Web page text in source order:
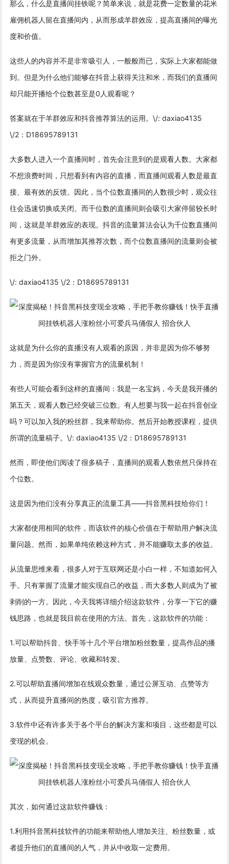
那么，什么是直播间挂铁呢？简单来说，就是花费一定数量的花米
雇佣机器人留在直播间内，从而形成羊群效应，提高直播间的曝光
度和价值。
这些人的内容并不是非常吸引人，一般般而已，实际上大家都能做
到。但是为什么他们能够在抖音上获得关注和米，而我们的直播间
却只能开播给个位数甚至是0人观看呢？
答案就在于羊群效应和抖音推荐算法的运用。\/: daxiao4135
\/2：D18695789131
大多数人进入一个直播间时，首先会注意到的是观看人数。大家都
不想浪费时间，只想看到有内容的直播，而直播间观看人数是最直
接、最有效的反馈。因此，当个位数直播间的人数很少时，观众往
往会迅速切换或关闭。而千位数的直播间则会吸引大家停留较长时
间，这就是羊群效应的表现。抖音的流量算法会认为千位数直播间
有更多流量，从而增加其推荐次数，而个位数直播间的流量则会被
拒之门外。
\/: daxiao4135 \/2：D18695789131
这就是为什么你的直播没有人观看的原因，并非是因为你不够努
力，而是因为你没有掌握官方的流量机制！
有些人可能会看到这样的直播间：我是一名宝妈，今天是我开播的
第五天，观看人数已经突破三位数。有人想要与我一起在抖音创业
吗？可以加入我的粉丝群，我来帮助你。然后开始教授课程，提供
所谓的流量稿子。\/: daxiao4135 \/2：D18695789131
然而，即使他们阅读了很多稿子，直播间的观看人数依然只保持在
个位数。
这是因为他们没有分享真正的流量工具——抖音黑科技给你们！
大家都使用相同的软件，而该软件的核心价值在于帮助用户解决流
量问题。然而，如果单纯依赖这种方式，并不能赚取太多的收益。
从流量思维来看，很多人对于互联网还是小白一样，不知道如何入
手。只有掌握了流量才能实现自己的收益，而大多数人则成为了被
剥削的一方。因此，今天我将详细介绍这款软件，分享一下它的赚
钱思路，也就是我目前在使用的方法。首先，这款软件的功能：
1.可以帮助抖音、快手等十几个平台增加粉丝数量，提高作品的播
放量、点赞数、评论、收藏和转发。
2.可以帮助直播间增加在线观众数量，通过公屏互动、点赞等方
式，从而提升直播间的热度，吸引官方推荐。
3.软件中还有许多关于各个平台的解决方案和项目，这些都是可以
变现的机会。
其次，如何通过这款软件赚钱：
1.利用抖音黑科技软件的功能来帮助他人增加关注、粉丝数量，或
者提升他们的直播间的人气，并从中收取一定费用。